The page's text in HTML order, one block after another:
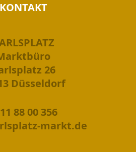
KONTAKT
26
Düsseldorf
88 00 356
markt.de